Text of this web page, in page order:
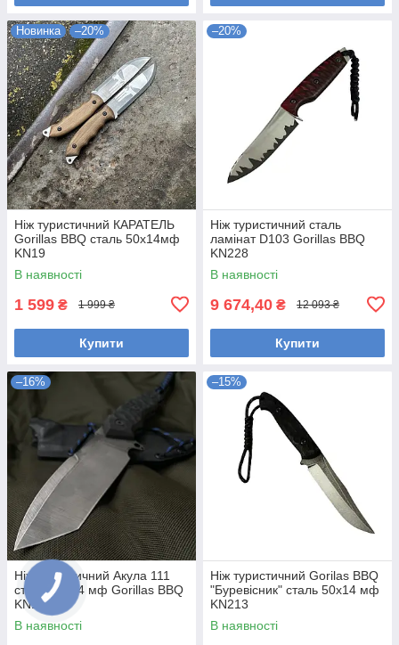
Новинка –20%
Ніж туристичний КАРАТЕЛЬ
Gorillas BBQ сталь 50х14мф
KN19
В наявності
1 599 ₴ 1 999 ₴
Купити
–20%
Ніж туристичний сталь
ламінат D103 Gorillas BBQ
KN228
В наявності
9 674,40 ₴ 12 093 ₴
Купити
–16%
Ніж туристичний Акула 111
сталь 50х14 мф Gorillas BBQ
KN115
В наявності
–15%
Ніж туристичний Gorilas BBQ
"Буревісник" сталь 50х14 мф
KN213
В наявності